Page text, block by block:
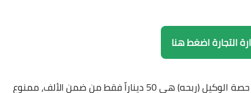
التجارة اضغط هنا
​هذا المبلغ يشمل (السلة الغذائية + الطحين + أجور النقل)، حصة الوكيل (ربحه) هي 50 ديناراً فقط من ضمن الألف، ​ممنوع